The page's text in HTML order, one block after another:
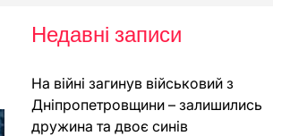
Недавні записи
На війні загинув військовий з
Дніпропетровщини – залишились
дружина та двоє синів